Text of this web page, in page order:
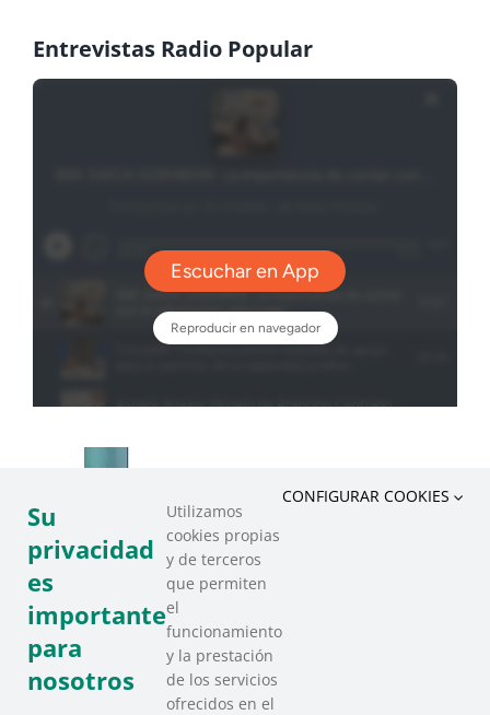
Entrevistas Radio Popular
Su
privacidad
es
importante
para
nosotros
Utilizamos
cookies propias
y de terceros
que permiten
el
funcionamiento
y la prestación
de los servicios
ofrecidos en el
CONFIGURAR COOKIES